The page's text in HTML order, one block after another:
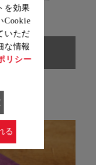
を効果
Cookie
いただ
な情報
リシー
る